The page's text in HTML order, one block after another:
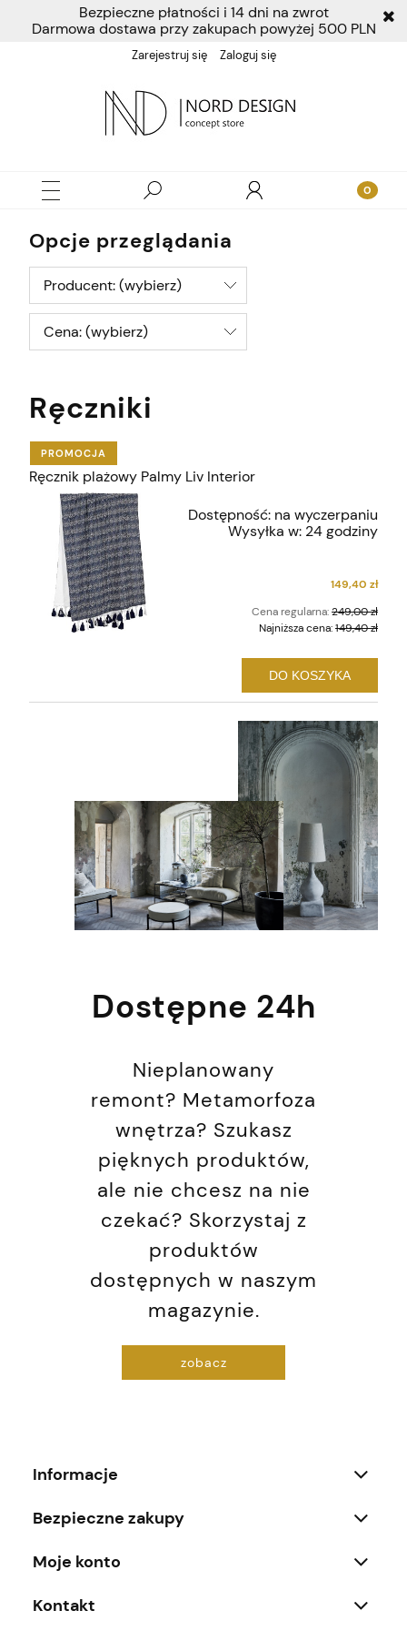
Bezpieczne płatności i 14 dni na zwrot
Darmowa dostawa przy zakupach powyżej 500 PLN
Zarejestruj się Zaloguj się
Opcje przeglądania
Producent: (wybierz)
Cena: (wybierz)
Ręczniki
Ręcznik plażowy Palmy Liv Interior
Dostępność: na wyczerpaniu
Wysyłka w: 24 godziny
149,40 zł
Cena regularna:249,00 zł
Najniższa cena:149,40 zł
DO KOSZYKA
PROMOCJA
Dostępne 24h
Nieplanowany
remont? Metamorfoza
wnętrza? Szukasz
pięknych produktów,
ale nie chcesz na nie
czekać? Skorzystaj z
produktów
dostępnych w naszym
magazynie.
zobacz
Informacje
Bezpieczne zakupy
Moje konto
Kontakt